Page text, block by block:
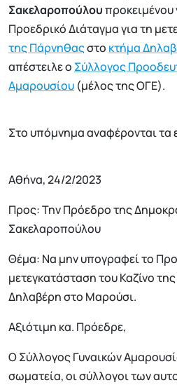
Σακελαροπούλουπροκειμένου
Προεδρικό Διάταγμα για τη
της Πάρνηθαςστο κτήμα
απέστειλε ο Σύλλογος
Αμαρουσίου (μέλος της ΟΓΕ).
Στο υπόμνημα αναφέρονται τα
Αθήνα, 24/2/2023
Προς: Την Πρόεδρο της
Σακελαροπούλου
Θέμα: Να μην υπογραφεί το
μετεγκατάσταση του Καζίνο
Δηλαβέρη στο Μαρούσι.
Αξιότιμη κα. Πρόεδρε,
Ο Σύλλογος Γυναικών
σωματεία, οι σύλλογοι των